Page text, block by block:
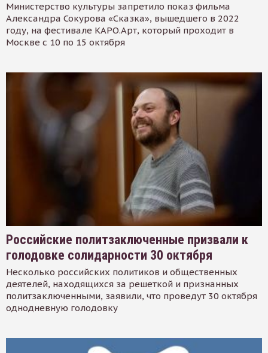
Министерство культуры запретило показ фильма
Александра Сокурова «Сказка», вышедшего в 2022
году, на фестивале КАРО.Арт, который проходит в
Москве с 10 по 15 октября
Российские политзаключенные призвали к
голодовке солидарности 30 октября
Несколько российских политиков и общественных
деятелей, находящихся за решеткой и признанных
политзаключенными, заявили, что проведут 30 октября
однодневную голодовку